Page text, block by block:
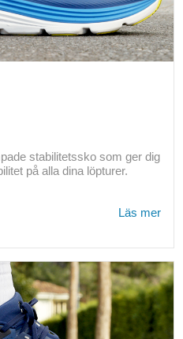
stabilitetssko som ger dig
på alla dina löpturer.
Läs mer